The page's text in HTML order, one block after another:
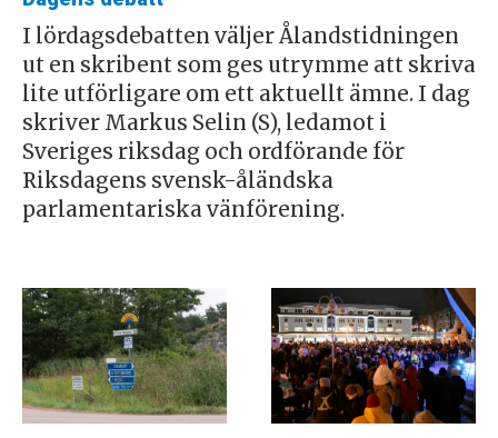
I lördagsdebatten väljer Ålandstidningen
ut en skribent som ges utrymme att skriva
lite utförligare om ett aktuellt ämne. I dag
skriver Markus Selin (S), ledamot i
Sveriges riksdag och ordförande för
Riksdagens svensk-åländska
parlamentariska vänförening.